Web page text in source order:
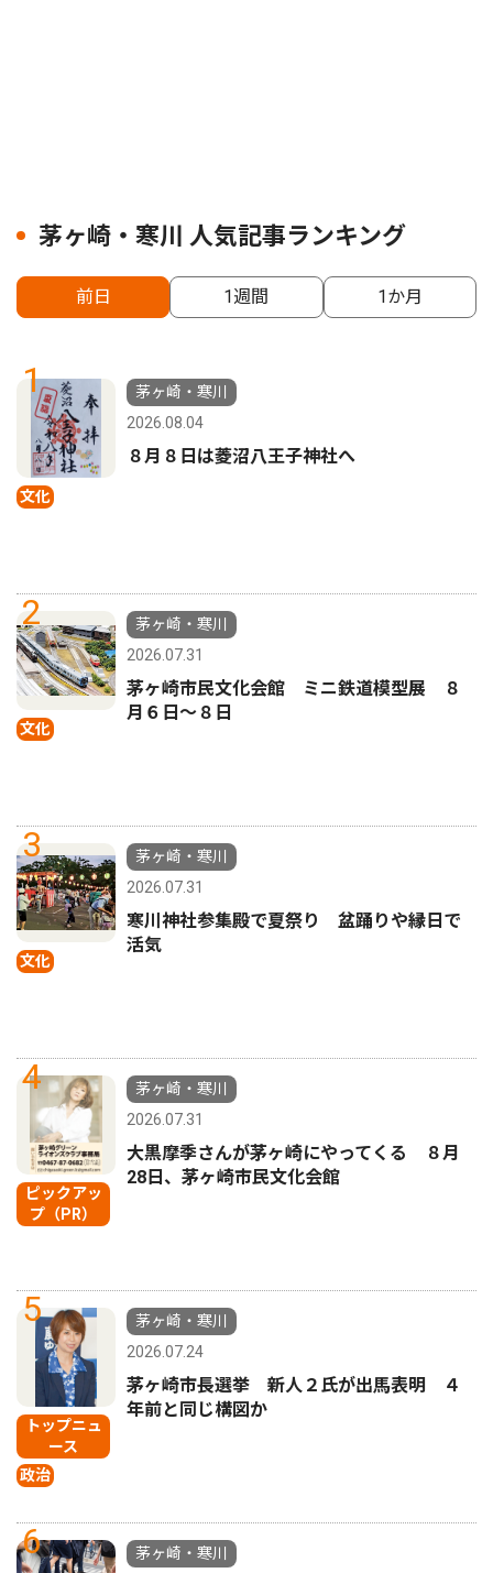
茅ヶ崎・寒川 人気記事ランキング
前日 1週間 1か月
1
文化
茅ヶ崎・寒川
2026.08.04
８月８日は菱沼八王子神社へ
2
文化
茅ヶ崎・寒川
2026.07.31
茅ヶ崎市民文化会館 ミニ鉄道模型展 ８
月６日〜８日
3
文化
茅ヶ崎・寒川
2026.07.31
寒川神社参集殿で夏祭り 盆踊りや縁日で
活気
4
ピックアッ
プ（PR）
茅ヶ崎・寒川
2026.07.31
大黒摩季さんが茅ヶ崎にやってくる ８月
28日、茅ヶ崎市民文化会館
5
トップニュ
ース
政治
茅ヶ崎・寒川
2026.07.24
茅ヶ崎市長選挙 新人２氏が出馬表明 ４
年前と同じ構図か
6
茅ヶ崎・寒川